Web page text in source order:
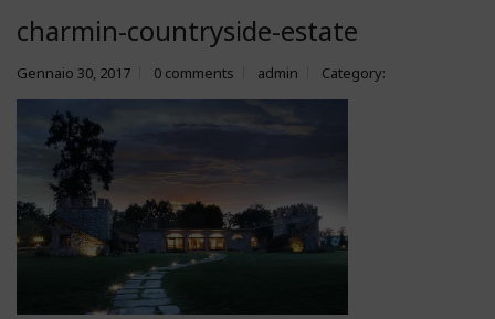
charmin-countryside-estate
Gennaio 30, 2017 0 comments admin Category: